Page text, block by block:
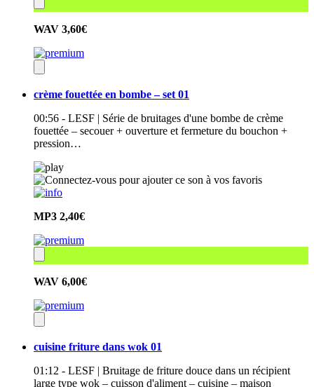
WAV 3,60€
crème fouettée en bombe – set 01
00:56 - LESF | Série de bruitages d'une bombe de crème
fouettée – secouer + ouverture et fermeture du bouchon +
pression…
MP3 2,40€
WAV 6,00€
cuisine friture dans wok 01
01:12 - LESF | Bruitage de friture douce dans un récipient
large type wok – cuisson d'aliment – cuisine – maison